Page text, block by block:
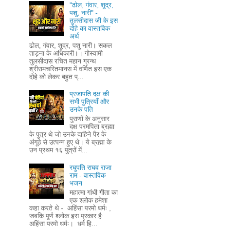
"ढोल, गंवार, शूद्र,
पशु, नारी" -
तुलसीदास जी के इस
दोहे का वास्तविक
अर्थ
ढोल, गंवार, शूद्र, पशु नारी। सकल
ताड़ना के अधिकारी।। गोस्वामी
तुलसीदास रचित महान ग्रन्थ
श्रीरामचरितमानस में वर्णित इस एक
दोहे को लेकर बहुत प्...
प्रजापति दक्ष की
सभी पुत्रियाँ और
उनके पति
पुराणों के अनुसार
दक्ष परमपिता ब्रह्मा
के पुत्र थे जो उनके दाहिने पैर के
अंगूठे से उत्पन्न हुए थे। ये ब्रह्मा के
उन प्रथम १६ पुत्रों में...
रघुपति राघव राजा
राम - वास्तविक
भजन
महात्मा गांधी गीता का
एक श्लोक हमेशा
कहा करते थे - अहिंसा परमो धर्मः ,
जबकि पूर्ण श्लोक इस प्रकार है:
अहिंसा परमो धर्मः। धर्म हि...